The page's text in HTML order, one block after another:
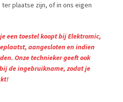
plaatse zijn, of in ons eigen
een toestel koopt bij Elektromic,
aangesloten en indien
Onze technieker geeft ook
de ingebruikname, zodat je